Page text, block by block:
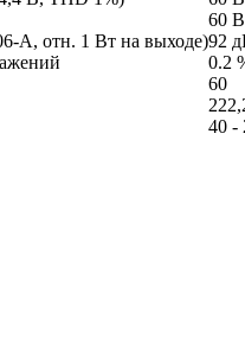
60
A, отн. 1 Вт на выходе)92
0.2
60
40 -